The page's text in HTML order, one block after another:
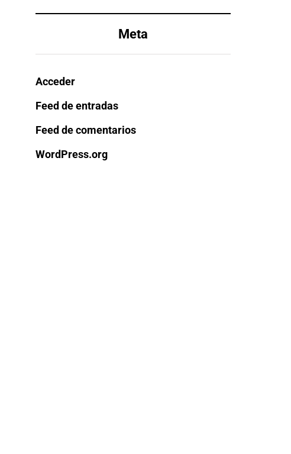
Meta
Acceder
Feed de entradas
Feed de comentarios
WordPress.org